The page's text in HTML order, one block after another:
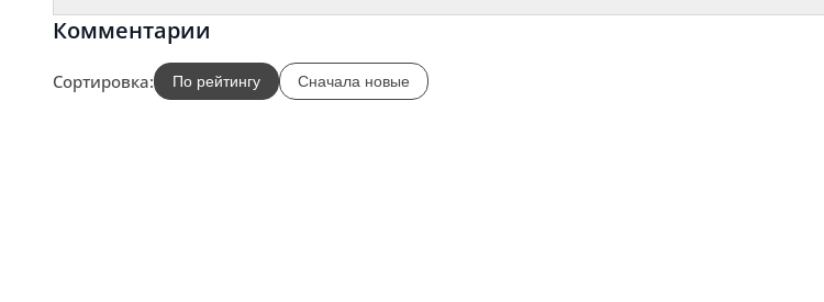
Комментарии
Сортировка: По рейтингу Сначала новые